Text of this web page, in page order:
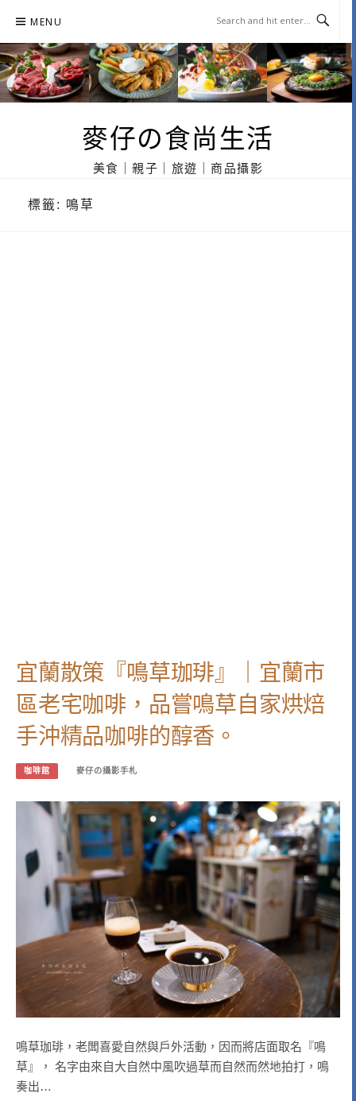
content
MENU
麥仔の食尚生活
美食｜親子｜旅遊｜商品攝影
標籤: 鳴草
宜蘭散策『鳴草珈琲』｜宜蘭市
區老宅咖啡，品嘗鳴草自家烘焙
手沖精品咖啡的醇香。
咖啡館 麥仔の攝影手札
鳴草珈琲，老闆喜愛自然與戶外活動，因而將店面取名『鳴
草』， 名字由來自大自然中風吹過草而自然而然地拍打，鳴
奏出…